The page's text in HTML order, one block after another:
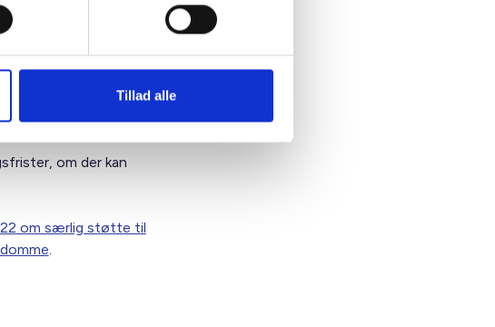
Tillad alle
offentliggøres på
om der kan
om særlig støtte til
.